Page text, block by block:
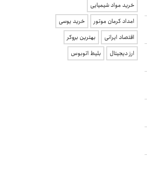
خرید مواد شیمیایی
امداد کرمان موتور
خرید یوسی
اقتصاد ایرانی
بهترین بروکر
ارز دیجیتال
بلیط اتوبوس